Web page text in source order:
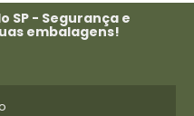
SP - Segurança e
embalagens!